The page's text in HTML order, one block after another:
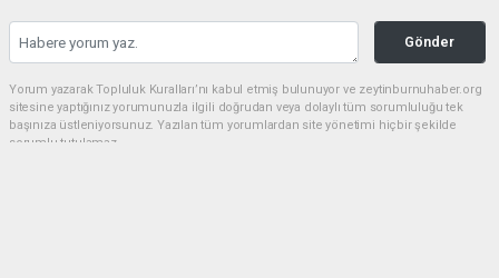
Gönder
Yorum yazarak Topluluk Kuralları’nı kabul etmiş bulunuyor ve zeytinburnuhaber.org
sitesine yaptığınız yorumunuzla ilgili doğrudan veya dolaylı tüm sorumluluğu tek
başınıza üstleniyorsunuz. Yazılan tüm yorumlardan site yönetimi hiçbir şekilde
sorumlu tutulamaz.